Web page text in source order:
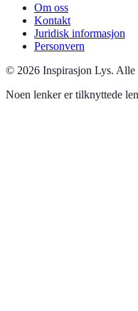
Om oss
Kontakt
Juridisk informasjon
Personvern
© 2026 Inspirasjon Lys. Alle
Noen lenker er tilknyttede